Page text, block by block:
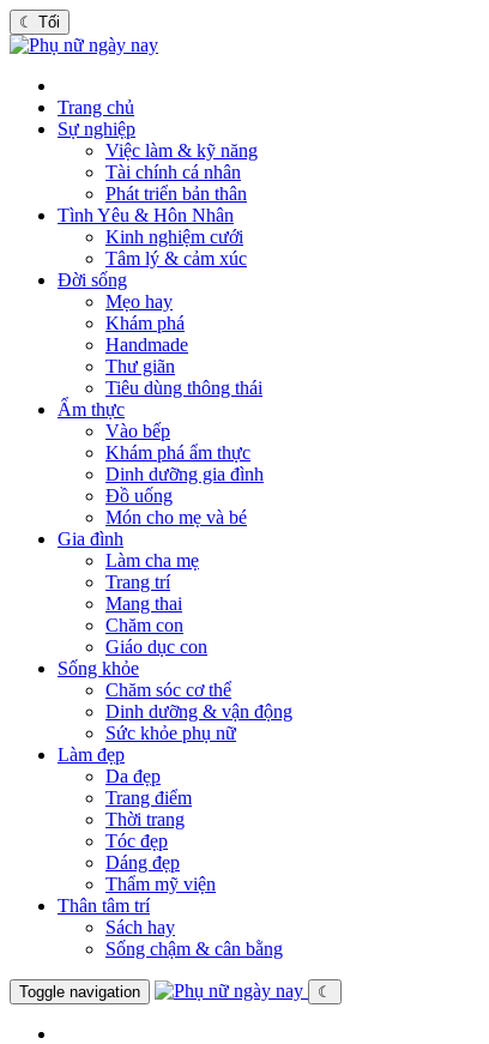
☾ Tối
Trang chủ
Sự nghiệp
Việc làm & kỹ năng
Tài chính cá nhân
Phát triển bản thân
Tình Yêu & Hôn Nhân
Kinh nghiệm cưới
Tâm lý & cảm xúc
Đời sống
Mẹo hay
Khám phá
Handmade
Thư giãn
Tiêu dùng thông thái
Ẩm thực
Vào bếp
Khám phá ẩm thực
Dinh dưỡng gia đình
Đồ uống
Món cho mẹ và bé
Gia đình
Làm cha mẹ
Trang trí
Mang thai
Chăm con
Giáo dục con
Sống khỏe
Chăm sóc cơ thể
Dinh dưỡng & vận động
Sức khỏe phụ nữ
Làm đẹp
Da đẹp
Trang điểm
Thời trang
Tóc đẹp
Dáng đẹp
Thẩm mỹ viện
Thân tâm trí
Sách hay
Sống chậm & cân bằng
Toggle navigation ☾